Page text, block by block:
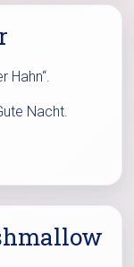
Hahn“.
Nacht.